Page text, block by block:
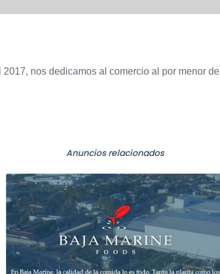
nos dedicamos al comercio al por menor de
Anuncios relacionados